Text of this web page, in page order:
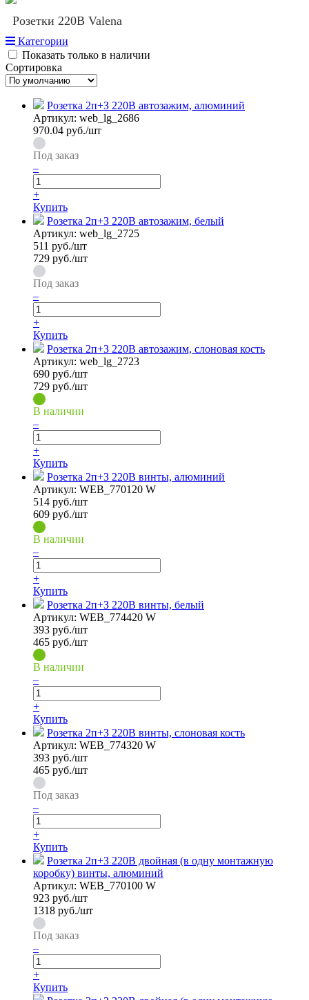
Розетки 220В Valena
Категории
Показать только в наличии
Сортировка
Розетка 2п+З 220В автозажим, алюминий
Артикул: web_lg_2686
970.04 руб./шт
Под заказ
–
+
Купить
Розетка 2п+З 220В автозажим, белый
Артикул: web_lg_2725
511 руб./шт
729 руб./шт
Под заказ
–
+
Купить
Розетка 2п+З 220В автозажим, слоновая кость
Артикул: web_lg_2723
690 руб./шт
729 руб./шт
В наличии
–
+
Купить
Розетка 2п+З 220В винты, алюминий
Артикул: WEB_770120 W
514 руб./шт
609 руб./шт
В наличии
–
+
Купить
Розетка 2п+З 220В винты, белый
Артикул: WEB_774420 W
393 руб./шт
465 руб./шт
В наличии
–
+
Купить
Розетка 2п+З 220В винты, слоновая кость
Артикул: WEB_774320 W
393 руб./шт
465 руб./шт
Под заказ
–
+
Купить
Розетка 2п+З 220В двойная (в одну монтажную
коробку) винты, алюминий
Артикул: WEB_770100 W
923 руб./шт
1318 руб./шт
Под заказ
–
+
Купить